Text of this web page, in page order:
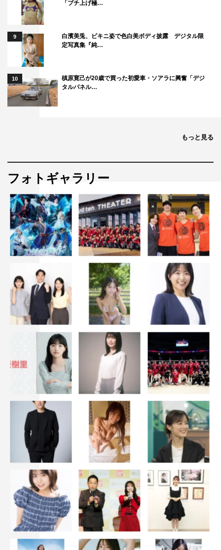
「ブチ上げ極…
9
白濱美兎、ビキニ姿で色白美ボディ披露 デジタル限
定写真集『純…
10
槙原寛己が20歳で買った初愛車・ソアラに興奮「デジ
タルパネル…
もっと見る
フォトギャラリー